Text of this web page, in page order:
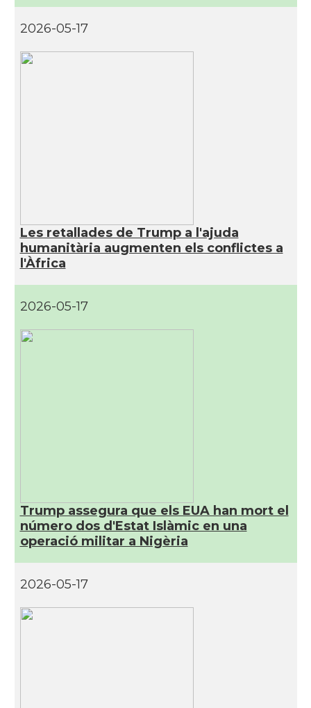
2026-05-17
Les retallades de Trump a l'ajuda
humanitària augmenten els conflictes a
l'Àfrica
2026-05-17
Trump assegura que els EUA han mort el
número dos d'Estat Islàmic en una
operació militar a Nigèria
2026-05-17